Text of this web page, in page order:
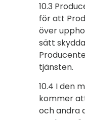
10.3
för att
över
sätt
tjänsten.
10.4 I den
kommer
och andra